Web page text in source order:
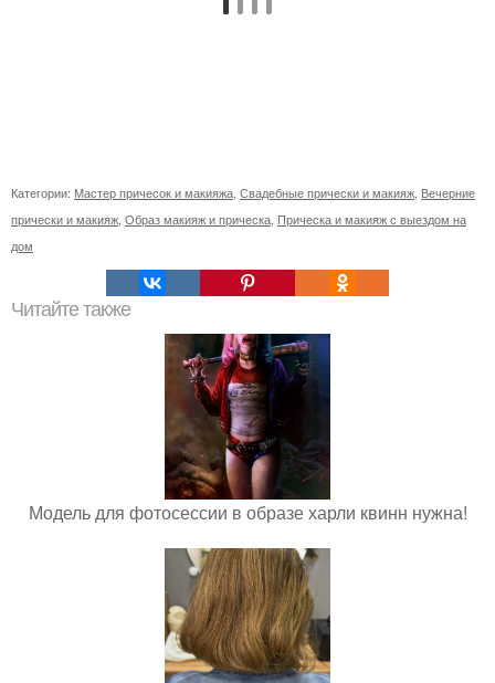
Категории: Мастер причесок и макияжа Свадебные прически и макияж Вечерние
прически и макияж Образ макияж и прическа Прическа и макияж с выездом на
дом
Читайте также
Модель для фотосессии в образе харли квинн нужна!